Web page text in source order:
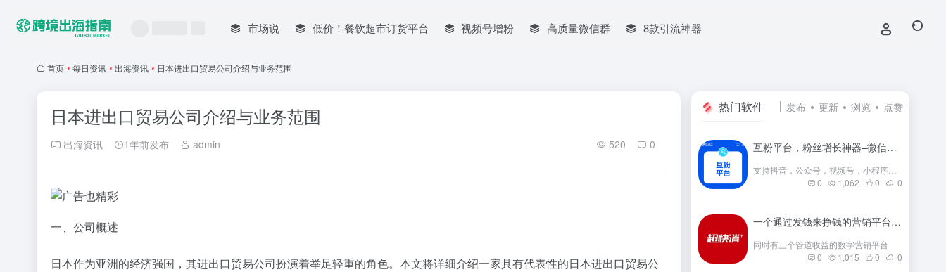
市场说 低价！餐饮超市订货平台 视频号增粉 高质量微信群 8款引流神器
首页 • 每日资讯 • 出海资讯 • 日本进出口贸易公司介绍与业务范围
日本进出口贸易公司介绍与业务范围
出海资讯 1年前发布 admin 520 0
一、公司概述
日本作为亚洲的经济强国，其进出口贸易公司扮演着举足轻重的角色。本文将详细介绍一家具有代表性的日本进出口贸易公
热门软件 发布 更新 浏览 点赞
互粉平台，粉丝增长神器–微信群互粉|互粉大师|互粉软件|互粉平台|互关互粉|微信公众号互粉|互粉盒子|互粉大厅
0
1,062 0 0
一个通过发钱来挣钱的营销平台
- 最新版
同时有三个管道收益的数字营销平台
0
1,015 0 0